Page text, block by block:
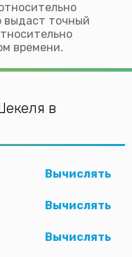
выдаст точный
времени.
в
Вычислять
Вычислять
Вычислять